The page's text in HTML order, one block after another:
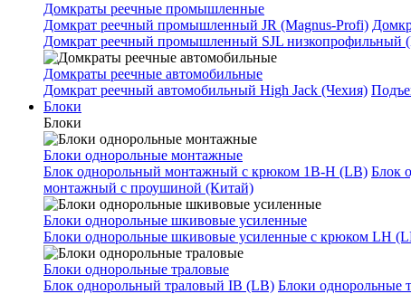
Домкраты реечные промышленные
Домкрат реечный промышленный JR (Magnus-Profi)
Домкрат реечный промышленный SJL низкопрофильный
Домкраты реечные автомобильные
Домкрат реечный автомобильный High Jack (Чехия)
Блоки
Блоки
Блоки однорольные монтажные
Блок однорольный монтажный с крюком 1B-H (LB) Блок
монтажный с проушиной (Китай)
Блоки однорольные шкивовые усиленные
Блоки однорольные шкивовые усиленные с крюком LH
Блоки однорольные траловые
Блок однорольный траловый IB (LB) Блоки однорольные